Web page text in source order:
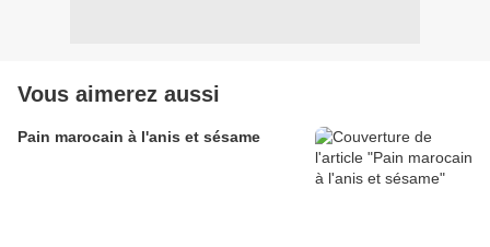
Vous aimerez aussi
Pain marocain à l'anis et sésame